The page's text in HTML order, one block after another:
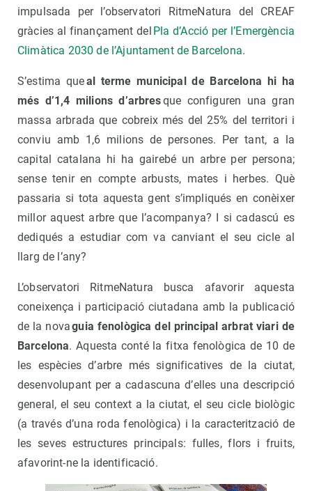
impulsada per l’observatori RitmeNatura del CREAF
gràcies al finançament del Pla d’Acció per l’Emergència
Climàtica 2030 de l’Ajuntament de Barcelona.
S’estima queal terme municipal de Barcelona hi ha
més d’1,4 milions d’arbresque configuren una gran
massa arbrada que cobreix més del 25% del territori i
conviu amb 1,6 milions de persones. Per tant, a la
capital catalana hi ha gairebé un arbre per persona;
sense tenir en compte arbusts, mates i herbes. Què
passaria si tota aquesta gent s’impliqués en conèixer
millor aquest arbre que l’acompanya? I si cadascú es
dediqués a estudiar com va canviant el seu cicle al
llarg de l’any?
L’observatori RitmeNatura busca afavorir aquesta
coneixença i participació ciutadana amb la publicació
de la novaguia fenològica del principal arbrat viari de
Barcelona. Aquesta conté la fitxa fenològica de 10 de
les espècies d’arbre més significatives de la ciutat,
desenvolupant per a cadascuna d’elles una descripció
general, el seu context a la ciutat, el seu cicle biològic
(a través d’una roda fenològica) i la caracterització de
les seves estructures principals: fulles, flors i fruits,
afavorint-ne la identificació.